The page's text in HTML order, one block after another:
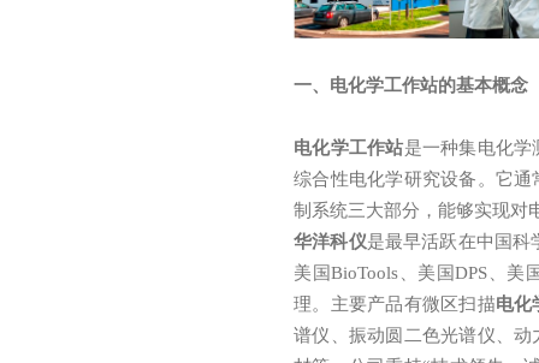
一、电化学工作站的基本概念
电化学工作站是一种集电化
综合性电化学研究设备。它
制系统三大部分，能够实现对
华洋科仪是最早活跃在中国科
美国BioTools、美国DPS、美
理。主要产品有微区扫描电化
谱仪、振动圆二色光谱仪、